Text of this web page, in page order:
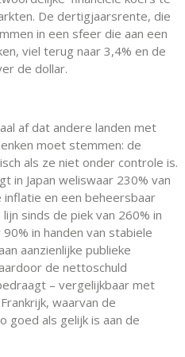
De dertigjaarsrente, die
in een sfeer die aan een
viel terug naar 3,4% en de
de dollar.
af dat andere landen met
moet stemmen: de
als ze niet onder controle is.
in Japan weliswaar 230% van
en een beheersbaar
sinds de piek van 260% in
in handen van stabiele
aanzienlijke publieke
de nettoschuld
– vergelijkbaar met
waarvan de
goed als gelijk is aan de